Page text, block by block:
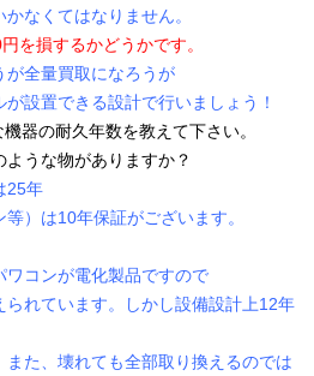
なくてはなりません。
を損するかどうかです。
が全量買取になろうが
設置できる設計で行いましょう！
器の耐久年数を教えて下さい。
うな物がありますか？
25年
）は10年保証がございます。
コンが電化製品ですので
れています。しかし設備設計上12年
た、壊れても全部取り換えるのでは